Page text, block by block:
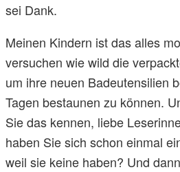
sei Dank.
Meinen Kindern ist das alles
versuchen wie wild die
um ihre neuen Badeutensilien
Tagen bestaunen zu können.
Sie das kennen, liebe
haben Sie sich schon einmal
weil sie keine haben? Und